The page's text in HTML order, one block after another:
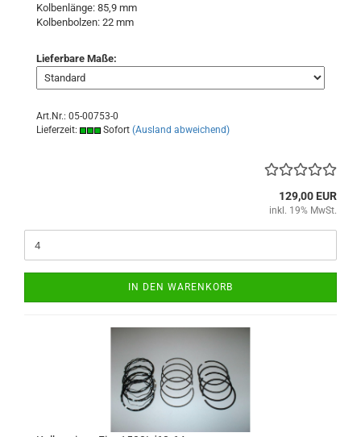
Kolbenlänge: 85,9 mm
Kolbenbolzen: 22 mm
Lieferbare Maße:
Art.Nr.: 05-00753-0
Lieferzeit:
Sofort (Ausland abweichend)
129,00 EUR
inkl. 19% MwSt.
IN DEN WARENKORB